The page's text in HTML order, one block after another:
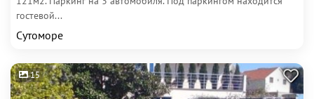
гостевой...
Сутоморе
15